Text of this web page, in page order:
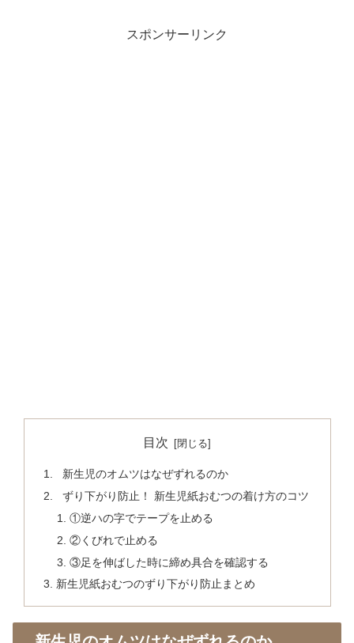
スポンサーリンク
目次
新生児のオムツはなぜずれるのか
ずり下がり防止！ 新生児紙おむつの着け方のコツ
①逆ハの字でテープを止める
②くびれで止める
③足を伸ばした時に締め具合を確認する
新生児紙おむつのずり下がり防止まとめ